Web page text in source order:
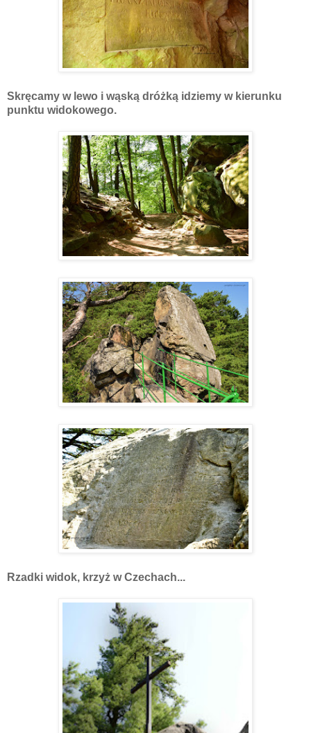
Skręcamy w lewo i wąską dróżką idziemy w kierunku
punktu widokowego.
Rzadki widok, krzyż w Czechach...